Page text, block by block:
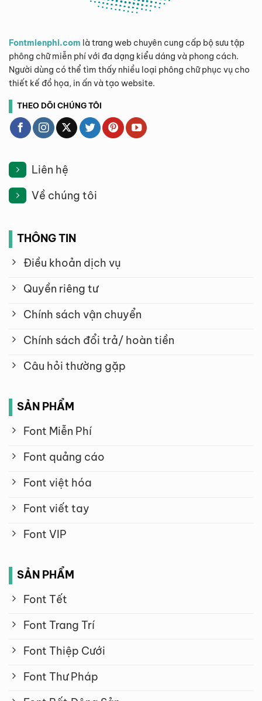
Fontmienphi.com là trang web chuyên cung cấp bộ sưu tập
phông chữ miễn phí với đa dạng kiểu dáng và phong cách.
Người dùng có thể tìm thấy nhiều loại phông chữ phục vụ cho
thiết kế đồ họa, in ấn và tạo website.
THEO DÕI CHÚNG TÔI
Liên hệ
Về chúng tôi
THÔNG TIN
Điều khoản dịch vụ
Quyền riêng tư
Chính sách vận chuyển
Chính sách đổi trả/ hoàn tiền
Câu hỏi thường gặp
SẢN PHẨM
Font Miễn Phí
Font quảng cáo
Font việt hóa
Font viết tay
Font VIP
SẢN PHẨM
Font Tết
Font Trang Trí
Font Thiệp Cưới
Font Thư Pháp